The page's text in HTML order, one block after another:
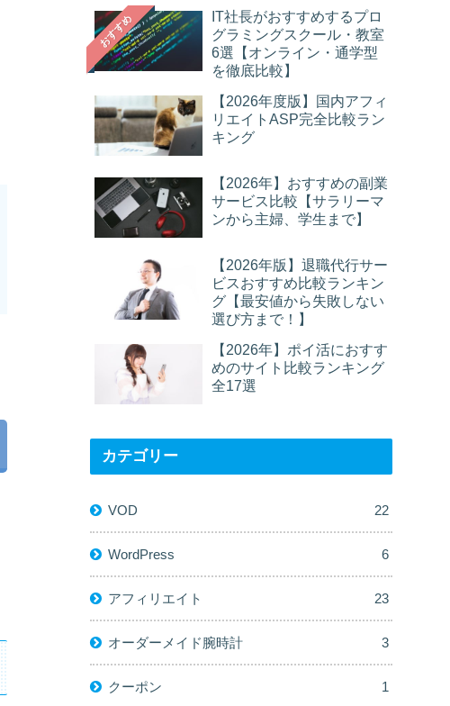
おすすめ
IT社長がおすすめするプロ
グラミングスクール・教室
6選【オンライン・通学型
を徹底比較】
【2026年度版】国内アフィ
リエイトASP完全比較ラン
キング
【2026年】おすすめの副業
サービス比較【サラリーマ
ンから主婦、学生まで】
【2026年版】退職代行サー
ビスおすすめ比較ランキン
グ【最安値から失敗しない
選び方まで！】
【2026年】ポイ活におすす
めのサイト比較ランキング
全17選
カテゴリー
VOD 22
WordPress 6
アフィリエイト 23
オーダーメイド腕時計 3
クーポン 1